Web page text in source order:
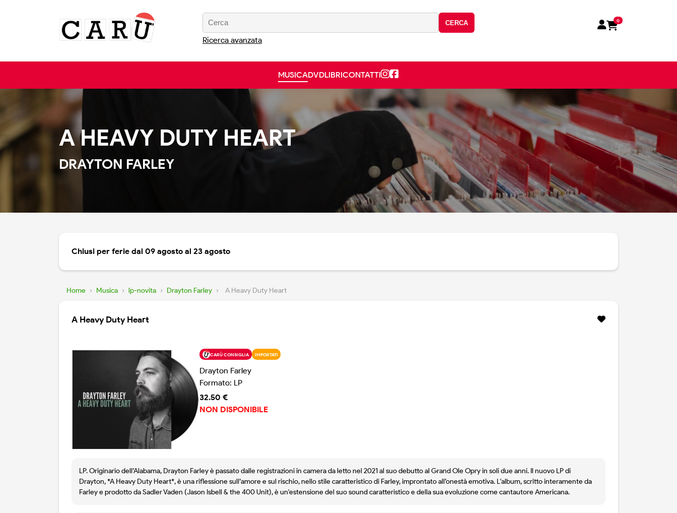
CERCA
Ricerca avanzata
0
MUSICADVDLIBRICONTATTI
A HEAVY DUTY HEART
DRAYTON FARLEY
Chiusi per ferie dal 09 agosto al 23 agosto
Home › Musica › lp-novita › Drayton Farley › A Heavy Duty Heart
A Heavy Duty Heart
CARÙ CONSIGLIA IMPORTATI
Drayton Farley
Formato: LP
32.50 €
NON DISPONIBILE
LP. Originario dell’Alabama, Drayton Farley è passato dalle registrazioni in camera da letto nel 2021 al suo debutto al Grand Ole Opry in soli due anni. Il nuovo LP di
Drayton, *A Heavy Duty Heart*, è una riflessione sull’amore e sul rischio, nello stile caratteristico di Farley, improntato all’onestà emotiva. L'album, scritto interamente da
Farley e prodotto da Sadler Vaden (Jason Isbell & the 400 Unit), è un'estensione del suo sound caratteristico e della sua evoluzione come cantautore Americana.